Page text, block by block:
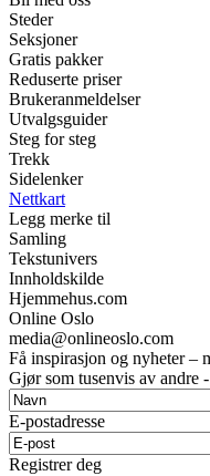
Steder
Seksjoner
Gratis pakker
Reduserte priser
Brukeranmeldelser
Utvalgsguider
Steg for steg
Trekk
Sidelenker
Nettkart
Legg merke til
Samling
Tekstunivers
Innholdskilde
Hjemmehus.com
Online Oslo
media@onlineoslo.com
Få inspirasjon og nyheter –
Gjør som tusenvis av andre
E-postadresse
Registrer deg